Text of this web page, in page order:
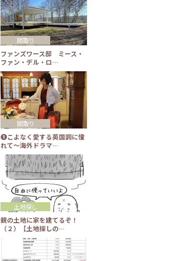
ファンズワース邸 ミース・
ファン・デル・ロ…
間取り
❶こよなく愛する英国調に憧
れて～海外ドラマ…
間取り
親の土地に家を建てるぞ！
（２）【土地探しの…
土地探し